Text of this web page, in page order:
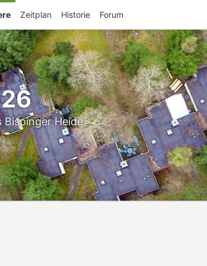
Zeitplan Historie Forum
Bispinger Heide